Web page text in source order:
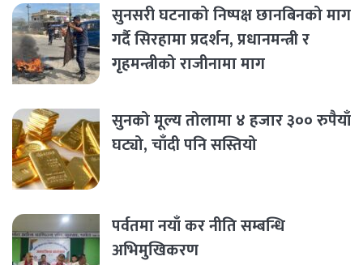
सुनसरी घटनाको निष्पक्ष छानबिनको माग
गर्दै सिरहामा प्रदर्शन, प्रधानमन्त्री र
गृहमन्त्रीको राजीनामा माग
सुनको मूल्य तोलामा ४ हजार ३०० रुपैयाँ
घट्यो, चाँदी पनि सस्तियो
पर्वतमा नयाँ कर नीति सम्बन्धि
अभिमुखिकरण